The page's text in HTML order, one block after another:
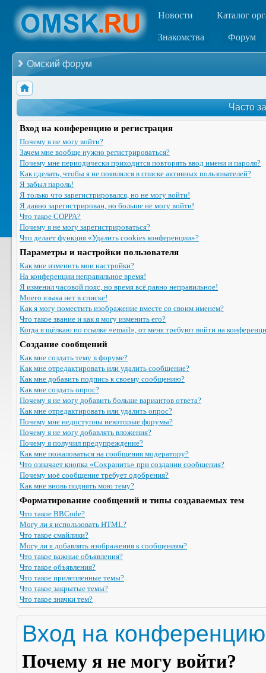
Новости Каталог
Знакомства Форум
Омский форум
Часто
Вход на конференцию и регистрация
Почему я не могу войти?
Зачем мне вообще нужно регистрироваться?
Почему мне периодически приходится повторять ввод имени и пароля?
Как сделать, чтобы я не появлялся в списке активных пользователей?
Я забыл пароль!
Я только что зарегистрировался, но не могу войти!
Я давно зарегистрирован, но больше не могу войти!
Что такое COPPA?
Почему я не могу зарегистрироваться?
Что делает функция «Удалить cookies конференции»?
Параметры и настройки пользователя
Как мне изменить мои настройки?
На конференции неправильное время!
Я изменил часовой пояс, но время всё равно неправильное!
Моего языка нет в списке!
Как я могу поместить изображение вместе со своим именем?
Что такое звание и как я могу изменить его?
Когда я щёлкаю по ссылке «email», от меня требуют войти на
Создание сообщений
Как мне создать тему в форуме?
Как мне отредактировать или удалить сообщение?
Как мне добавить подпись к своему сообщению?
Как мне создать опрос?
Почему я не могу добавить больше вариантов ответа?
Как мне отредактировать или удалить опрос?
Почему мне недоступны некоторые форумы?
Почему я не могу добавлять вложения?
Почему я получил предупреждение?
Как мне пожаловаться на сообщения модератору?
Что означает кнопка «Сохранить» при создании сообщения?
Почему моё сообщение требует одобрения?
Как мне вновь поднять мою тему?
Форматирование сообщений и типы создаваемых тем
Что такое BBCode?
Могу ли я использовать HTML?
Что такое смайлики?
Могу ли я добавлять изображения к сообщениям?
Что такое важные объявления?
Что такое объявления?
Что такое прилепленные темы?
Что такое закрытые темы?
Что такое значки тем?
Вход на
Почему я не могу войти?